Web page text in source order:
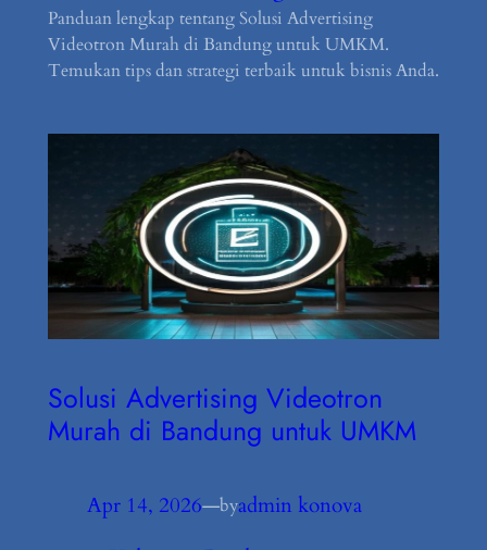
Panduan lengkap tentang Solusi Advertising
Videotron Murah di Bandung untuk UMKM.
Temukan tips dan strategi terbaik untuk bisnis Anda.
Solusi Advertising Videotron
Murah di Bandung untuk UMKM
Apr 14, 2026—byadmin konova